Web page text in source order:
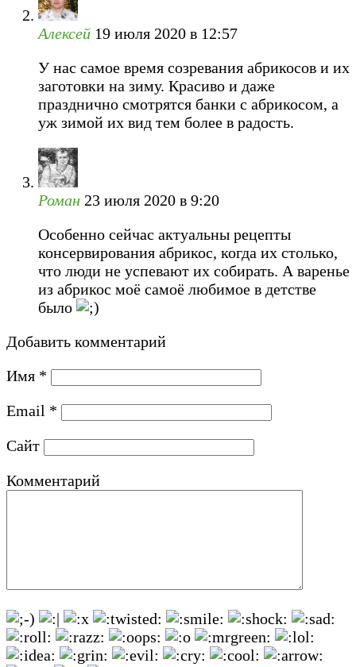
Алексей 19 июля 2020 в 12:57
У нас самое время созревания абрикосов и их
заготовки на зиму. Красиво и даже
празднично смотрятся банки с абрикосом, а
уж зимой их вид тем более в радость.
Роман 23 июля 2020 в 9:20
Особенно сейчас актуальны рецепты
консервирования абрикос, когда их столько,
что люди не успевают их собирать. А варенье
из абрикос моё самоё любимое в детстве
было
Добавить комментарий
Имя *
Email *
Сайт
Комментарий